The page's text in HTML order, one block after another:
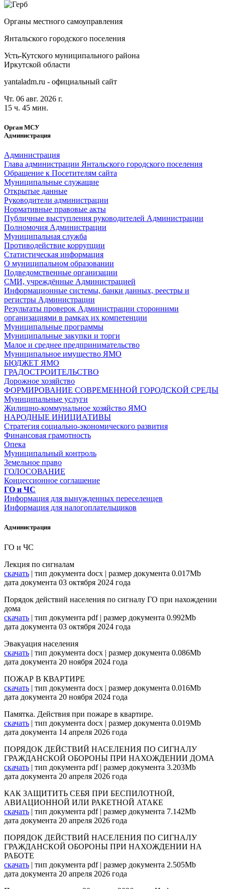
Органы местного самоуправления
Янтальского городского поселения
Усть-Кутского муниципального района
Иркутской области
yantaladm.ru - официальный сайт
Чт. 06 авг. 2026 г.
15 ч. 45 мин.
Орган МСУ
Администрация
Администрация
Глава администрации Янтальского городского поселения
Обращение к Посетителям сайта
Муниципальные служащие
Открытые данные
Руководители администрации
Нормативные правовые акты
Публичные выступления руководителей Администрации
Полномочия Администрации
Муниципальная служба
Противодействие коррупции
Статистическая информация
О муниципальном образовании
Подведомственные организации
СМИ, учреждённые Администрацией
Информационные системы, банки данных, реестры и
регистры Администрации
Результаты проверок Администрации сторонними
организациями в рамках их компетенции
Муниципальные программы
Муниципальные закупки и торги
Малое и среднее предпринимательство
Муниципальное имущество ЯМО
БЮДЖЕТ ЯМО
ГРАДОСТРОИТЕЛЬСТВО
Дорожное хозяйство
ФОРМИРОВАНИЕ СОВРЕМЕННОЙ ГОРОДСКОЙ СРЕДЫ
Муниципальные услуги
Жилищно-коммунальное хозяйство ЯМО
НАРОДНЫЕ ИНИЦИАТИВЫ
Стратегия социально-экономического развития
Финансовая грамотность
Опека
Муниципальный контроль
Земельное право
ГОЛОСОВАНИЕ
Концессионное соглашение
ГО и ЧС
Информация для вынужденных переселенцев
Информация для налогоплательщиков
Администрация
ГО и ЧС
Лекция по сигналам
скачать | тип документа docx | размер документа 0.017Mb
дата документа 03 октября 2024 года
Порядок действий населения по сигналу ГО при нахождении
дома
скачать | тип документа pdf | размер документа 0.992Mb
дата документа 03 октября 2024 года
Эвакуация населения
скачать | тип документа docx | размер документа 0.086Mb
дата документа 20 ноября 2024 года
ПОЖАР В КВАРТИРЕ
скачать | тип документа docx | размер документа 0.016Mb
дата документа 20 ноября 2024 года
Памятка. Действия при пожаре в квартире.
скачать | тип документа docx | размер документа 0.019Mb
дата документа 14 апреля 2026 года
ПОРЯДОК ДЕЙСТВИЙ НАСЕЛЕНИЯ ПО СИГНАЛУ
ГРАЖДАНСКОЙ ОБОРОНЫ ПРИ НАХОЖДЕНИИ ДОМА
скачать | тип документа pdf | размер документа 3.203Mb
дата документа 20 апреля 2026 года
КАК ЗАЩИТИТЬ СЕБЯ ПРИ БЕСПИЛОТНОЙ,
АВИАЦИОННОЙ ИЛИ РАКЕТНОЙ АТАКЕ
скачать | тип документа pdf | размер документа 7.142Mb
дата документа 20 апреля 2026 года
ПОРЯДОК ДЕЙСТВИЙ НАСЕЛЕНИЯ ПО СИГНАЛУ
ГРАЖДАНСКОЙ ОБОРОНЫ ПРИ НАХОЖДЕНИИ НА
РАБОТЕ
скачать | тип документа pdf | размер документа 2.505Mb
дата документа 20 апреля 2026 года